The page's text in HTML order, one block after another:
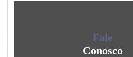
Fale
Conosco